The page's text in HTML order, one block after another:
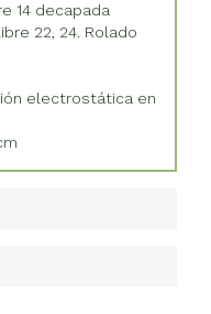
14 decapada
22, 24. Rolado
electrostática en